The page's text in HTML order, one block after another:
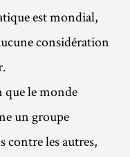
est mondial,
considération
que le monde
un groupe
contre les autres,